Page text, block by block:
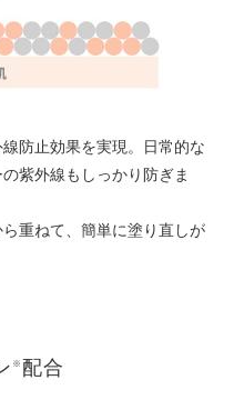
防止効果を実現。日常的な
紫外線もしっかり防ぎま
重ねて、簡単に塗り直しが
※ 配合